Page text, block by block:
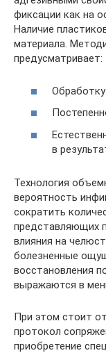
фиксации как на
Наличие
материала.
предусматривает:
в
Технология
вероятность
сократить
представляющих
влияния на
болезненные
восстановления
выражаются в
При этом стоит
протокол
приобретение